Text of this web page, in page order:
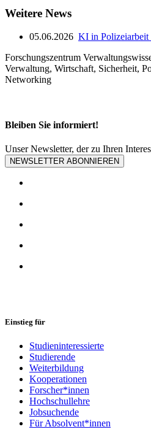
Weitere News
05.06.2026 KI in Polizeiarbeit
Forschungszentrum
Verwaltung, Wirtschaft, Sicherheit,
Networking
Bleiben Sie informiert!
Unser Newsletter, der zu Ihren
NEWSLETTER ABONNIEREN
Einstieg für
Studieninteressierte
Studierende
Weiterbildung
Kooperationen
Forscher*innen
Hochschullehre
Jobsuchende
Für Absolvent*innen